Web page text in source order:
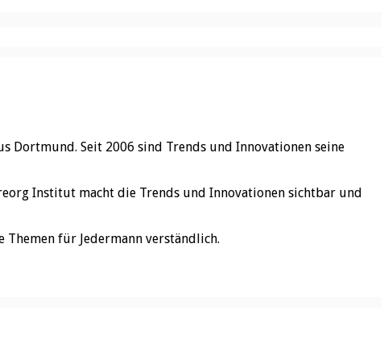
Dortmund. Seit 2006 sind Trends und Innovationen seine
Institut macht die Trends und Innovationen sichtbar und
für Jedermann verständlich.